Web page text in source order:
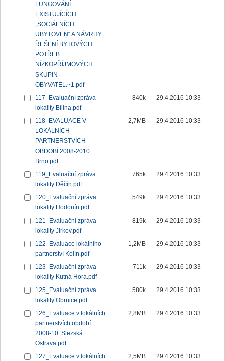
FUNGOVÁNÍ
EXISTUJÍCÍCH
„SOCIÁLNÍCH
UBYTOVEN“ A NÁVRHY
ŘEŠENÍ BYTOVÝCH
POTŘEB
NÍZKOPŘÍJMOVÝCH
SKUPIN
OBYVATEL.~1.pdf
117_Evaluační zpráva
lokality Bílina.pdf
840k 29.4.2016 10:33
118_EVALUACE V
LOKÁLNÍCH
PARTNERSTVÍCH
OBDOBÍ 2008-2010.
Brno.pdf
2,7MB 29.4.2016 10:33
119_Evaluační zpráva
lokality Děčín.pdf
765k 29.4.2016 10:33
120_Evaluační zpráva
lokality Hodonín.pdf
549k 29.4.2016 10:33
121_Evaluační zpráva
lokality Jirkov.pdf
819k 29.4.2016 10:33
122_Evaluace lokálního
partnerství Kolín.pdf
1,2MB 29.4.2016 10:33
123_Evaluační zpráva
lokality Kutná Hora.pdf
711k 29.4.2016 10:33
125_Evaluační zpráva
lokality Obrnice.pdf
580k 29.4.2016 10:33
126_Evaluace v lokálních
partnerstvích období
2008-10. Slezská
Ostrava.pdf
2,8MB 29.4.2016 10:33
127_Evaluace v lokálních
2,5MB 29.4.2016 10:33